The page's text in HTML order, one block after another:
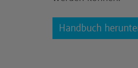
Handbuch